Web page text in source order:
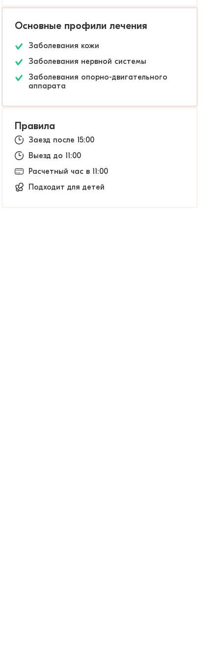
Основные профили лечения
Заболевания кожи
Заболевания нервной системы
Заболевания опорно-двигательного
аппарата
Правила
Заезд после 15:00
Выезд до 11:00
Расчетный час в 11:00
Подходит для детей